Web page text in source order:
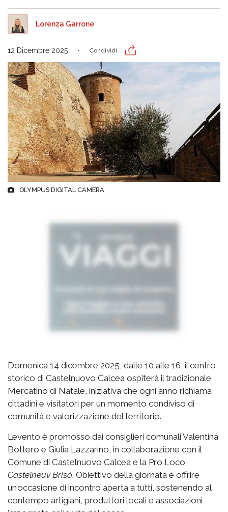
Lorenza Garrone
12 Dicembre 2025 Condividi
OLYMPUS DIGITAL CAMERA
Domenica 14 dicembre 2025, dalle 10 alle 16, il centro
storico di Castelnuovo Calcea ospiterà il tradizionale
Mercatino di Natale, iniziativa che ogni anno richiama
cittadini e visitatori per un momento condiviso di
comunità e valorizzazione del territorio.
L’evento è promosso dai consiglieri comunali Valentina
Bottero e Giulia Lazzarino, in collaborazione con il
Comune di Castelnuovo Calcea e la Pro Loco
Castelneuv Brisó. Obiettivo della giornata è offrire
un’occasione di incontro aperta a tutti, sostenendo al
contempo artigiani, produttori locali e associazioni